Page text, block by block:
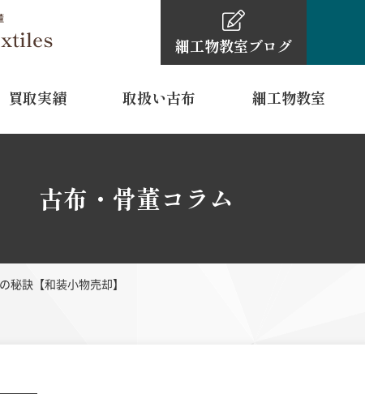
細工物教室ブログ
TEL
買取実績 取扱い古布 細工物教室
古布・骨董コラム
秘訣【和装小物売却】